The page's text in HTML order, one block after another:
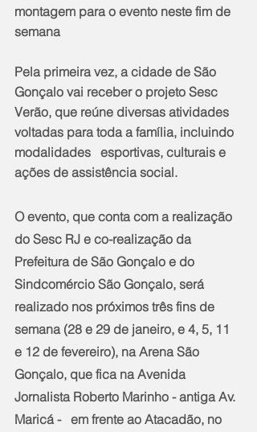
montagem para o evento neste fim de
semana
Pela primeira vez, a cidade de São
Gonçalo vai receber o projeto Sesc
Verão, que reúne diversas atividades
voltadas para toda a família, incluindo
modalidades   esportivas, culturais e
ações de assistência social.
O evento, que conta com a realização
do Sesc RJ e co-realização da
Prefeitura de São Gonçalo e do
Sindcomércio São Gonçalo, será
realizado nos próximos três fins de
semana (28 e 29 de janeiro, e 4, 5, 11
e 12 de fevereiro), na Arena São
Gonçalo, que fica na Avenida
Jornalista Roberto Marinho - antiga Av.
Maricá -   em frente ao Atacadão, no